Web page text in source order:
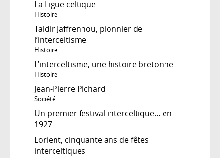
La Ligue celtique
Histoire
Taldir Jaffrennou, pionnier de
l’interceltisme
Histoire
L’interceltisme, une histoire bretonne
Histoire
Jean-Pierre Pichard
Société
Un premier festival interceltique… en
1927
Lorient, cinquante ans de fêtes
interceltiques